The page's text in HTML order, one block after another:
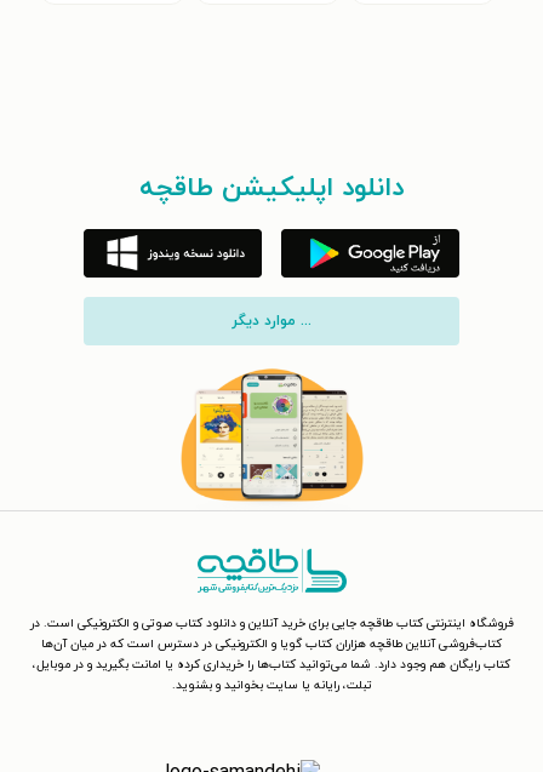
دانلود اپلیکیشن طاقچه
... موارد دیگر
فروشگاه اینترنتی کتاب طاقچه جایی برای خرید آنلاین و دانلود کتاب صوتی و الکترونیکی است. در
کتاب‌فروشی آنلاین طاقچه هزاران کتاب گویا و الکترونیکی در دسترس است که در میان آن‌ها
کتاب رایگان هم وجود دارد. شما می‌توانید کتاب‌ها را خریداری کرده یا امانت بگیرید و در موبایل،
تبلت، رایانه یا سایت بخوانید و بشنوید.